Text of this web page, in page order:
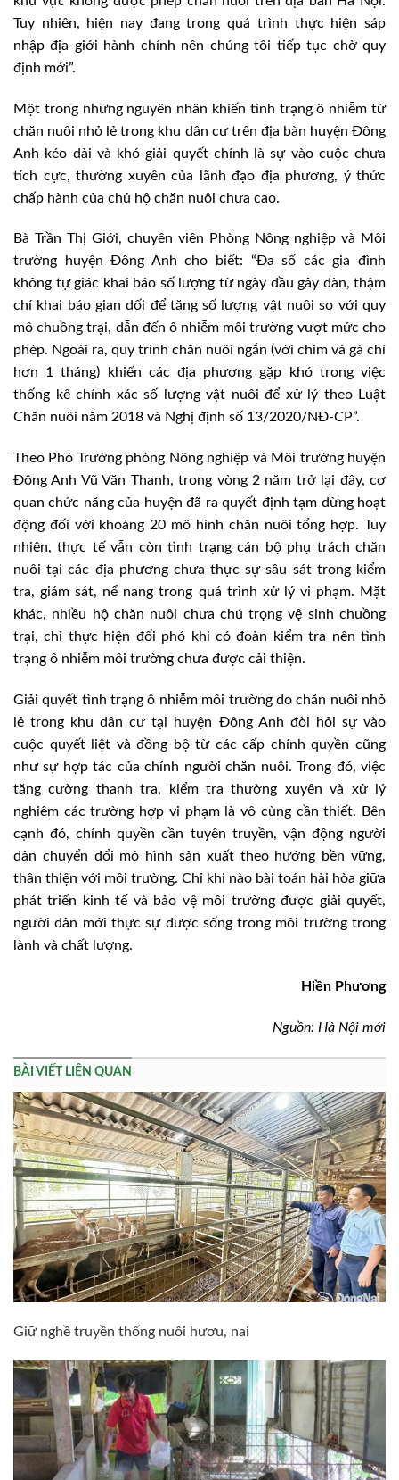
Tuy nhiên, hiện nay đang trong quá trình thực hiện sáp
nhập địa giới hành chính nên chúng tôi tiếp tục chờ quy
định mới”.
Một trong những nguyên nhân khiến tình trạng ô nhiễm từ
chăn nuôi nhỏ lẻ trong khu dân cư trên địa bàn huyện Đông
Anh kéo dài và khó giải quyết chính là sự vào cuộc chưa
tích cực, thường xuyên của lãnh đạo địa phương, ý thức
chấp hành của chủ hộ chăn nuôi chưa cao.
Bà Trần Thị Giới, chuyên viên Phòng Nông nghiệp và Môi
trường huyện Đông Anh cho biết: “Đa số các gia đình
không tự giác khai báo số lượng từ ngày đầu gây đàn, thậm
chí khai báo gian dối để tăng số lượng vật nuôi so với quy
mô chuồng trại, dẫn đến ô nhiễm môi trường vượt mức cho
phép. Ngoài ra, quy trình chăn nuôi ngắn (với chim và gà chỉ
hơn 1 tháng) khiến các địa phương gặp khó trong việc
thống kê chính xác số lượng vật nuôi để xử lý theo Luật
Chăn nuôi năm 2018 và Nghị định số 13/2020/NĐ-CP”.
Theo Phó Trưởng phòng Nông nghiệp và Môi trường huyện
Đông Anh Vũ Văn Thanh, trong vòng 2 năm trở lại đây, cơ
quan chức năng của huyện đã ra quyết định tạm dừng hoạt
động đối với khoảng 20 mô hình chăn nuôi tổng hợp. Tuy
nhiên, thực tế vẫn còn tình trạng cán bộ phụ trách chăn
nuôi tại các địa phương chưa thực sự sâu sát trong kiểm
tra, giám sát, nể nang trong quá trình xử lý vi phạm. Mặt
khác, nhiều hộ chăn nuôi chưa chú trọng vệ sinh chuồng
trại, chỉ thực hiện đối phó khi có đoàn kiểm tra nên tình
trạng ô nhiễm môi trường chưa được cải thiện.
Giải quyết tình trạng ô nhiễm môi trường do chăn nuôi nhỏ
lẻ trong khu dân cư tại huyện Đông Anh đòi hỏi sự vào
cuộc quyết liệt và đồng bộ từ các cấp chính quyền cũng
như sự hợp tác của chính người chăn nuôi. Trong đó, việc
tăng cường thanh tra, kiểm tra thường xuyên và xử lý
nghiêm các trường hợp vi phạm là vô cùng cần thiết. Bên
cạnh đó, chính quyền cần tuyên truyền, vận động người
dân chuyển đổi mô hình sản xuất theo hướng bền vững,
thân thiện với môi trường. Chỉ khi nào bài toán hài hòa giữa
phát triển kinh tế và bảo vệ môi trường được giải quyết,
người dân mới thực sự được sống trong môi trường trong
lành và chất lượng.
Hiền Phương
Nguồn: Hà Nội mới
BÀI VIẾT LIÊN QUAN
Giữ nghề truyền thống nuôi hươu, nai